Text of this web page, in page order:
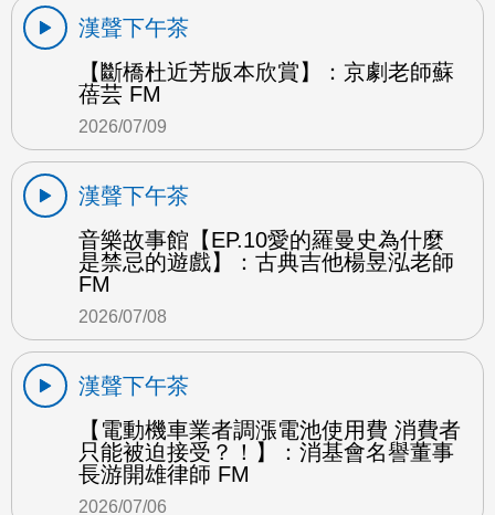
漢聲下午茶
【斷橋杜近芳版本欣賞】：京劇老師蘇
蓓芸 FM
2026/07/09
漢聲下午茶
音樂故事館【EP.10愛的羅曼史為什麼
是禁忌的遊戲】：古典吉他楊昱泓老師
FM
2026/07/08
漢聲下午茶
【電動機車業者調漲電池使用費 消費者
只能被迫接受？！】：消基會名譽董事
長游開雄律師 FM
2026/07/06